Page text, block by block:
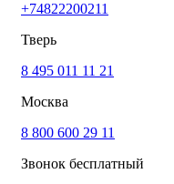
+74822200211
Тверь
8 495 011 11 21
Москва
8 800 600 29 11
Звонок бесплатный